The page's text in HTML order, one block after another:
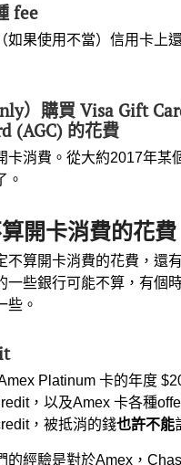
fee
如果使用不當）信用卡上
）購買 Visa Gift
(AGC) 的花費
卡消費。從大約2017年某
。
開卡消費的花費
不算開卡消費的花費，還
一些銀行可能不算，有個
些。
Platinum 卡的年度
，以及Amex 卡各種
，被抵消的錢也許不能
的經驗是對於Amex，